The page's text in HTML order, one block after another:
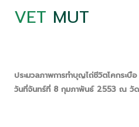
VET MUT
ประมวลภาพการทำบุญไถ่ชีวิตโคกระบือ
วันที่จันทร์ที่ 8 กุมภาพันธ์ 2553 ณ วั